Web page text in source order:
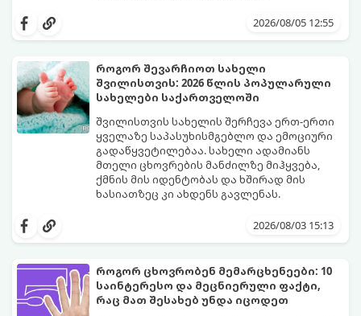
3 თვეში მნიშვნელოვან პროგრესს
2026/08/05 12:55
როგორ შევარჩიოთ სახელი
შვილისთვის: 2026 წლის პოპულარული
სახელები საქართველოში
შვილისთვის სახელის შერჩევა ერთ-ერთი
ყველაზე საპასუხისმგებლო და ემოციური
გადაწყვეტილებაა. სახელი ადამიანს
მთელი ცხოვრების მანძილზე მიჰყვება,
ქმნის მის იდენტობას და ხშირად მის
ხასიათზეც კი ახდენს გავლენას.
საგრძნობლად შეიცვალა: ტრადიციულ და
ჟღერად და თანამედროვე სახელებს.
2026/08/03 15:13
როგორ ცხოვრობენ მემარცხენეები: 10
საინტერესო და მეცნიერული ფაქტი,
რაც მათ შესახებ უნდა იცოდეთ